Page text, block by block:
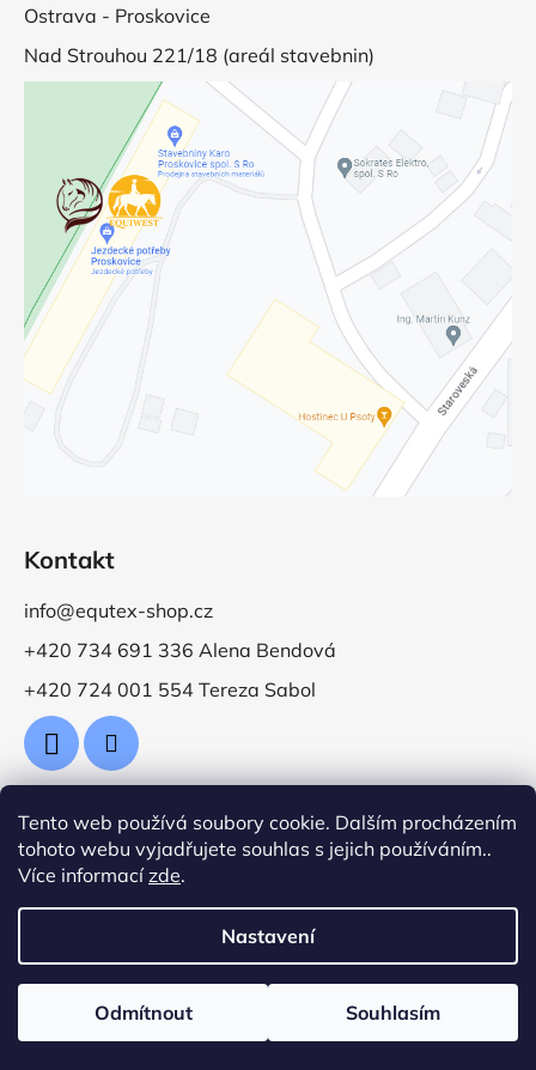
Tento web používá soubory cookie. Dalším procházením
tohoto webu vyjadřujete souhlas s jejich používáním..
Více informacízde.
Nastavení
Odmítnout Souhlasím
Ostrava - Proskovice
Nad Strouhou 221/18 (areál stavebnin)
Kontakt
info@equtex-shop.cz
+420 734 691 336 Alena Bendová
+420 724 001 554 Tereza Sabol
Přijímáme online platby
Vytvořil Shoptet
Copyright 2026Jezdecké potřeby EquTex. Všechna
práva vyhrazena.Upravit nastavení cookies